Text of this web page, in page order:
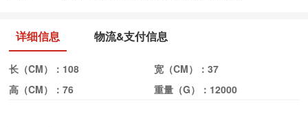
详细信息 物流&支付信息
长（CM）： 108 宽（CM）： 37
高（CM）：76 重量（G）： 12000